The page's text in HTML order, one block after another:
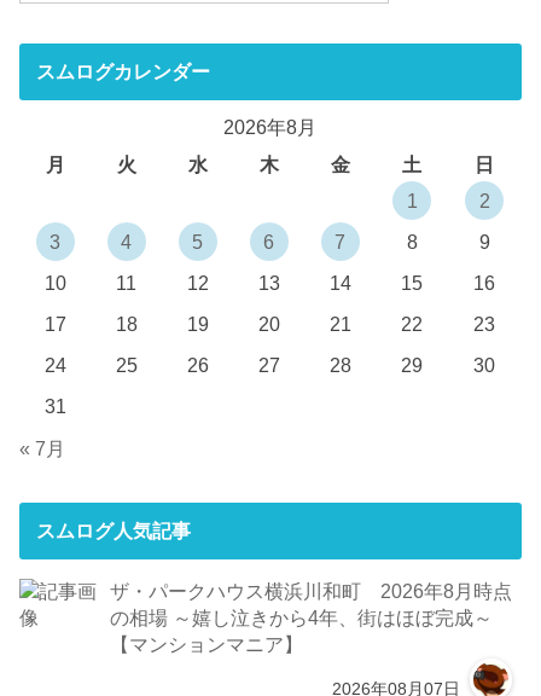
スムログカレンダー
2026年8月
月
火 水 木 金 土
日
1
2
3
4 5 6 7 8
9
10
11 12 13 14 15
16
17
18 19 20 21 22
23
24
25 26 27 28 29
30
31
« 7月
スムログ人気記事
ザ・パークハウス横浜川和町 2026年8月時点
の相場 ～嬉し泣きから4年、街はほぼ完成～
【マンションマニア】
2026年08月07日